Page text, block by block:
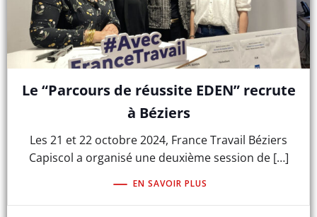
Le “Parcours de réussite EDEN” recrute
à Béziers
Les 21 et 22 octobre 2024, France Travail Béziers
Capiscol a organisé une deuxième session de […]
EN SAVOIR PLUS